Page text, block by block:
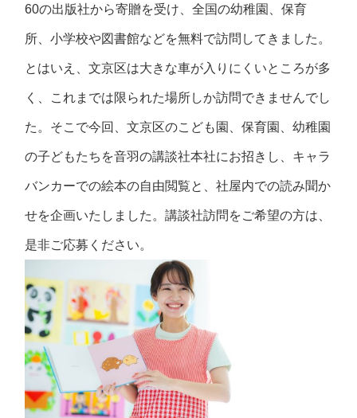
60の出版社から寄贈を受け、全国の幼稚園、保育
所、小学校や図書館などを無料で訪問してきました。
とはいえ、文京区は大きな車が入りにくいところが多
く、これまでは限られた場所しか訪問できませんでし
た。そこで今回、文京区のこども園、保育園、幼稚園
の子どもたちを音羽の講談社本社にお招きし、キャラ
バンカーでの絵本の自由閲覧と、社屋内での読み聞か
せを企画いたしました。講談社訪問をご希望の方は、
是非ご応募ください。